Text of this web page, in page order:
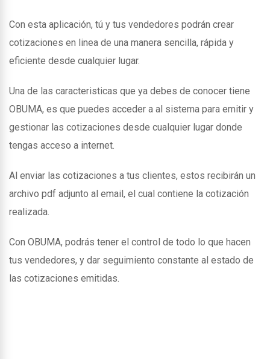
Con esta aplicación, tú y tus vendedores podrán crear
cotizaciones en linea de una manera sencilla, rápida y
eficiente desde cualquier lugar.
Una de las caracteristicas que ya debes de conocer tiene
OBUMA, es que puedes acceder a al sistema para emitir y
gestionar las cotizaciones desde cualquier lugar donde
tengas acceso a internet.
Al enviar las cotizaciones a tus clientes, estos recibirán un
archivo pdf adjunto al email, el cual contiene la cotización
realizada.
Con OBUMA, podrás tener el control de todo lo que hacen
tus vendedores, y dar seguimiento constante al estado de
las cotizaciones emitidas.